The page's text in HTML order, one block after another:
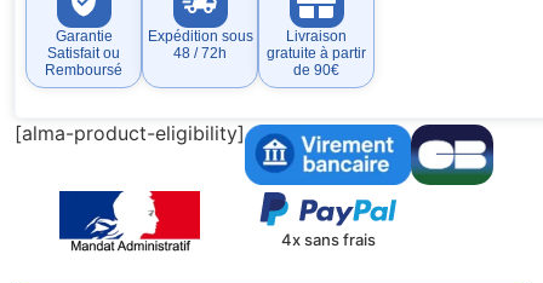
Garantie
Satisfait ou
Remboursé
Expédition sous
48 / 72h
Livraison
gratuite à partir
de 90€
[alma-product-eligibility]
4x sans frais